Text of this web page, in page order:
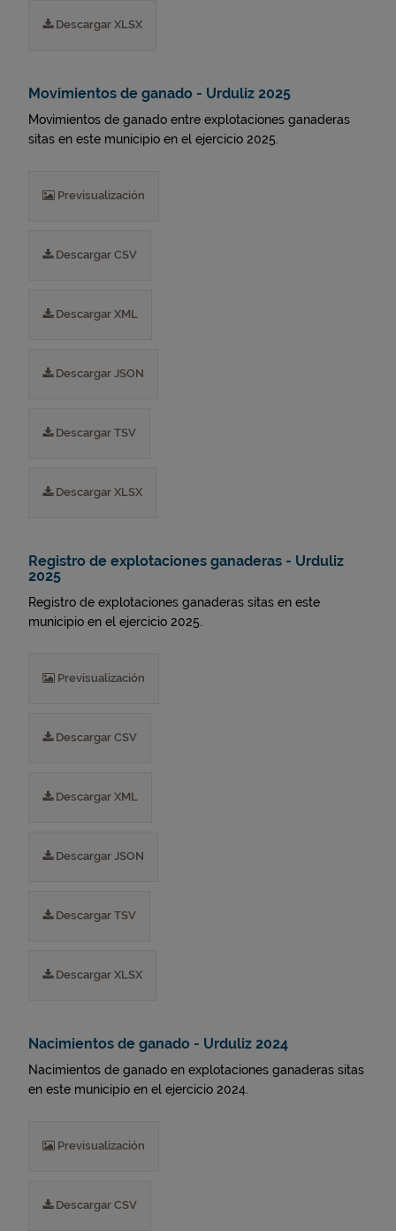
Descargar XLSX
Movimientos de ganado - Urduliz 2025
Movimientos de ganado entre explotaciones ganaderas
sitas en este municipio en el ejercicio 2025.
Previsualización
Descargar CSV
Descargar XML
Descargar JSON
Descargar TSV
Descargar XLSX
Registro de explotaciones ganaderas - Urduliz
2025
Registro de explotaciones ganaderas sitas en este
municipio en el ejercicio 2025.
Previsualización
Descargar CSV
Descargar XML
Descargar JSON
Descargar TSV
Descargar XLSX
Nacimientos de ganado - Urduliz 2024
Nacimientos de ganado en explotaciones ganaderas sitas
en este municipio en el ejercicio 2024.
Previsualización
Descargar CSV